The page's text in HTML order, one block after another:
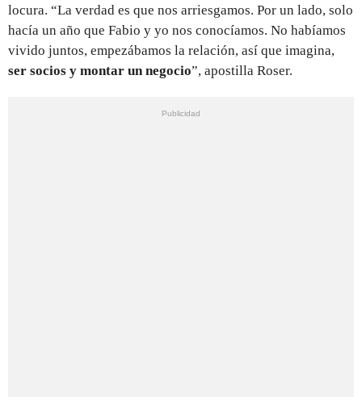
locura. “La verdad es que nos arriesgamos. Por un lado, solo
hacía un año que Fabio y yo nos conocíamos. No habíamos
vivido juntos, empezábamos la relación, así que imagina,
ser socios y montar un negocio”, apostilla Roser.